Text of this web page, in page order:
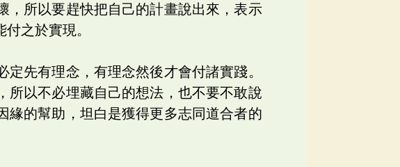
，所以要趕快把自己的計畫說出來，表示
之於實現。
先有理念，有理念然後才會付諸實踐。
所以不必埋藏自己的想法，也不要不敢說
緣的幫助，坦白是獲得更多志同道合者的